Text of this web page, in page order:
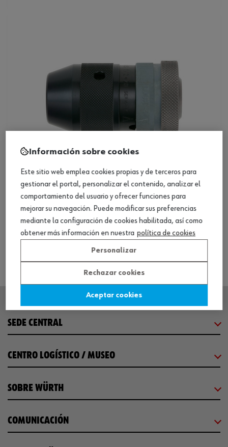
Portabrocas sin llave, manguito metálico
SEDE CENTRAL
CENTRO LOGÍSTICO / MUSEO
SOBRE WÜRTH
COMUNICACIÓN
Información sobre cookies
Este sitio web emplea cookies propias y de terceros para
gestionar el portal, personalizar el contenido, analizar el
comportamiento del usuario y ofrecer funciones para
mejorar su navegación. Puede modificar sus preferencias
mediante la configuración de cookies habilitada, así como
obtener más información en nuestra política de cookies
Personalizar
Rechazar cookies
Aceptar cookies